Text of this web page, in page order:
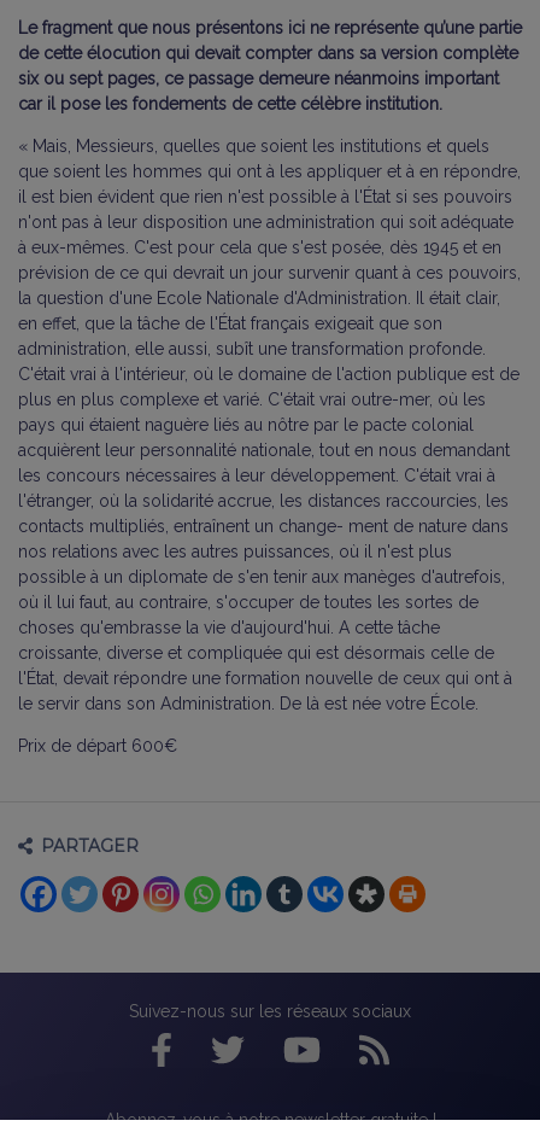
Le fragment que nous présentons ici ne représente qu’une partie
de cette élocution qui devait compter dans sa version complète
six ou sept pages, ce passage demeure néanmoins important
car il pose les fondements de cette célèbre institution.
« Mais, Messieurs, quelles que soient les institutions et quels
que soient les hommes qui ont à les appliquer et à en répondre,
il est bien évident que rien n'est possible à l'État si ses pouvoirs
n'ont pas à leur disposition une administration qui soit adéquate
à eux-mêmes. C'est pour cela que s'est posée, dès 1945 et en
prévision de ce qui devrait un jour survenir quant à ces pouvoirs,
la question d'une Ecole Nationale d'Administration. Il était clair,
en effet, que la tâche de l'État français exigeait que son
administration, elle aussi, subît une transformation profonde.
C'était vrai à l'intérieur, où le domaine de l'action publique est de
plus en plus complexe et varié. C'était vrai outre-mer, où les
pays qui étaient naguère liés au nôtre par le pacte colonial
acquièrent leur personnalité nationale, tout en nous demandant
les concours nécessaires à leur développement. C'était vrai à
l'étranger, où la solidarité accrue, les distances raccourcies, les
contacts multipliés, entraînent un change- ment de nature dans
nos relations avec les autres puissances, où il n'est plus
possible à un diplomate de s'en tenir aux manèges d'autrefois,
où il lui faut, au contraire, s'occuper de toutes les sortes de
choses qu'embrasse la vie d'aujourd'hui. A cette tâche
croissante, diverse et compliquée qui est désormais celle de
l'État, devait répondre une formation nouvelle de ceux qui ont à
le servir dans son Administration. De là est née votre École.
Prix de départ 600€
PARTAGER
Suivez-nous sur les réseaux sociaux
Abonnez-vous à notre newsletter gratuite !